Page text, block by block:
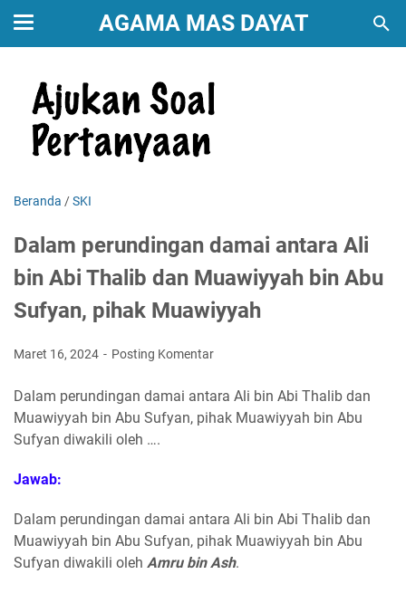
AGAMA MAS DAYAT
Beranda /SKI
Dalam perundingan damai antara Ali
bin Abi Thalib dan Muawiyyah bin Abu
Sufyan, pihak Muawiyyah
Maret 16, 2024 Posting Komentar
Dalam perundingan damai antara Ali bin Abi Thalib dan
Muawiyyah bin Abu Sufyan, pihak Muawiyyah bin Abu
Sufyan diwakili oleh ….
Jawab:
Dalam perundingan damai antara Ali bin Abi Thalib dan
Muawiyyah bin Abu Sufyan, pihak Muawiyyah bin Abu
Sufyan diwakili oleh Amru bin Ash.